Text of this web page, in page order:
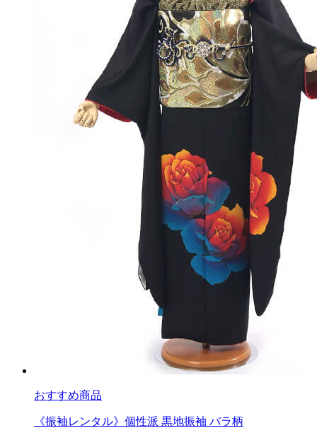
おすすめ商品
《振袖レンタル》個性派 黒地振袖 バラ柄